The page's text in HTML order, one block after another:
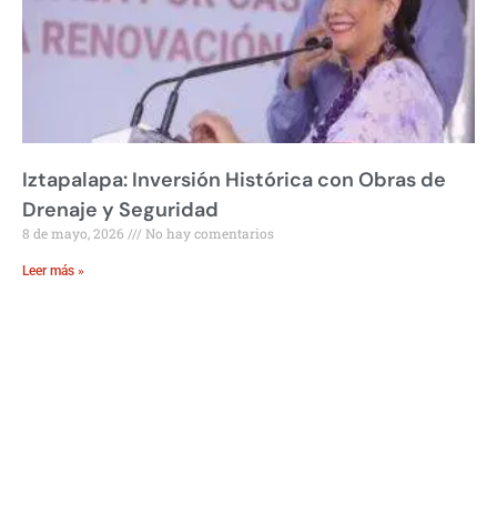
Iztapalapa: Inversión Histórica con Obras de
Drenaje y Seguridad
8 de mayo, 2026 No hay comentarios
Leer más »